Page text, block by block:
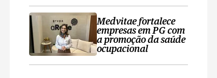
Medvitae fortalece
empresas em PG com
a promoção da saúde
ocupacional